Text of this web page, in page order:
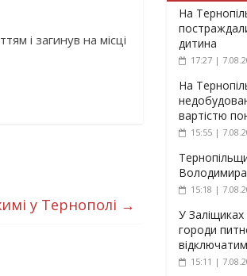
і загинув на місці
у Тернополі →
На
дитина
17:27 |
На
вартістю
15:55 |
15:18 |
У
городи
15:11 |